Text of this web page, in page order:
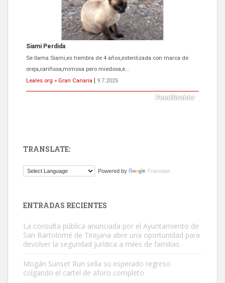
ADOPCIÓN URGENTE GATA TEROR GRAN CANARIA
El ayuntamiento se va a llevar a Los Gatos callejeros de la zona los
próximos días, ella incluida...
Leales.org » Gran Canaria
9.7.2025
Este gato macho ha aparecido en la calle hace menos de un mes,
Adopción urgente
TRANSLATE:
Powered by Translate
ENTRADAS RECIENTES
La consulta pública anunciada por el Ayuntamiento de
San Bartolomé de Tirajana abre una oportunidad para
devolver la seguridad jurídica a miles de familias.
Mogán Sunset Run sella su esperado regreso
colgando el cartel de aforo completo